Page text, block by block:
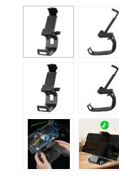
ТВ, Фото и
Автотовары
Renewd